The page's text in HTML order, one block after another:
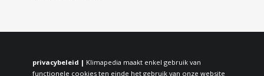
privacybeleid | Klimapedia maakt enkel gebruik van
functionele cookies ten einde het gebruik van onze website